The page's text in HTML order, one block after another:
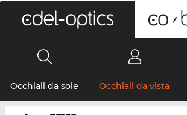
Occhiali da sole Occhiali da vista